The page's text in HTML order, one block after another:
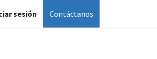
sesión Contáctanos